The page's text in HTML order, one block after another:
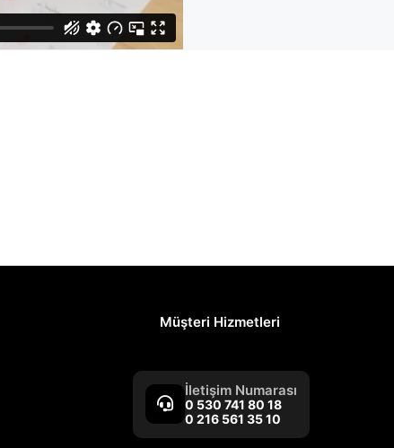
Müşteri Hizmetleri
İletişim Numarası
0 530 741 80 18
0 216 561 35 10